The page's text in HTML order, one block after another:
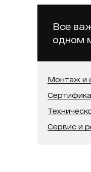
Бренд:
Модель
Встроенная
Оперативная
Диагональ:
Все
одном
Монтаж и
Сервис и